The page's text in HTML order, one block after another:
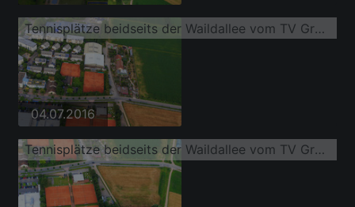
Tennisplätze beidseits der Waildallee vom TV Grün-Weiss Weinheim 1970 e.V. bzw. Tennisclub Lützelsachsen sowie Tennishalle Lehr
04.07.2016
Tennisplätze beidseits der Waildallee vom TV Grün-Weiss Weinheim 1970 e.V. bzw. Tennisclub Lützelsachsen sowie Tennishalle Lehr